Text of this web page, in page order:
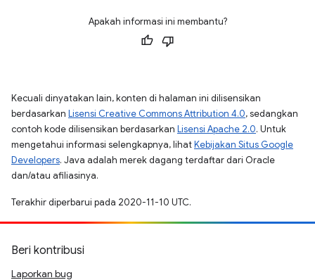
Apakah informasi ini membantu?
Kecuali dinyatakan lain, konten di halaman ini dilisensikan
berdasarkan Lisensi Creative Commons Attribution 4.0, sedangkan
contoh kode dilisensikan berdasarkan Lisensi Apache 2.0. Untuk
mengetahui informasi selengkapnya, lihatKebijakan Situs Google
Developers. Java adalah merek dagang terdaftar dari Oracle
dan/atau afiliasinya.
Terakhir diperbarui pada 2020-11-10 UTC.
Beri kontribusi
Laporkan bug